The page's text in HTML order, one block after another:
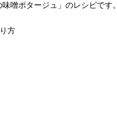
噌ポタージュ」のレシピです。
方